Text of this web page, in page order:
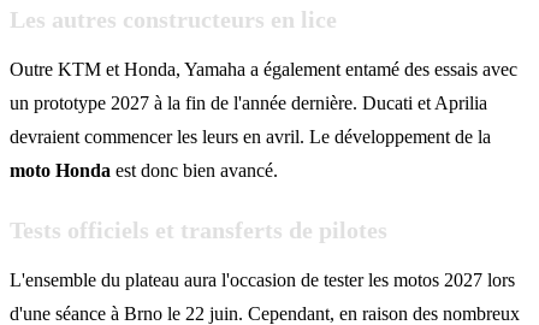
Les autres constructeurs en lice
Outre KTM et Honda, Yamaha a également entamé des essais avec
un prototype 2027 à la fin de l'année dernière. Ducati et Aprilia
devraient commencer les leurs en avril. Le développement de la
moto Honda est donc bien avancé.
Tests officiels et transferts de pilotes
L'ensemble du plateau aura l'occasion de tester les motos 2027 lors
d'une séance à Brno le 22 juin. Cependant, en raison des nombreux